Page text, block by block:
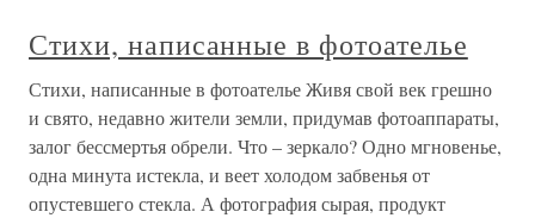
Стихи, написанные в фотоателье
Стихи, написанные в фотоателье Живя свой век грешно
и свято, недавно жители земли, придумав фотоаппараты,
залог бессмертья обрели. Что – зеркало? Одно мгновенье,
одна минута истекла, и веет холодом забвенья от
опустевшего стекла. А фотография сырая, продукт